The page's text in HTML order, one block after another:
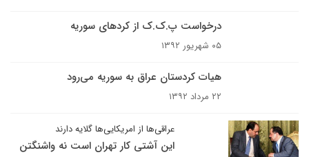
درخواست پ.ک.ک از کردهای سوریه
۰۵ شهریور ۱۳۹۲
هیات کردستان عراق به سوریه می‌رود
۲۲ مرداد ۱۳۹۲
عراقی‌ها از امریکایی‌ها گلایه دارند
این آشتی کار تهران است نه واشنگتن